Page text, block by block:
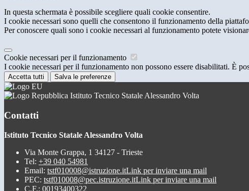
In questa schermata è possibile scegliere quali cookie consentire.
I cookie necessari sono quelli che consentono il funzionamento della
Per conoscere quali sono i cookie necessari al funzionamento potete
Cookie necessari per il funzionamento
I cookie necessari per il funzionamento non possono essere disabilitati. È
Accetta tutti Salva le preferenze
Istituto Tecnico Statale Alessandro Volta
Contatti
Istituto Tecnico Statale Alessandro Volta
Via Monte Grappa, 1 34127 - Trieste
Tel: +39 040 54981
Email: tstf010008@istruzione.itLink per inviare una mail
PEC: tstf010008@pec.istruzione.itLink per inviare una mail
C.F.: 00193400322